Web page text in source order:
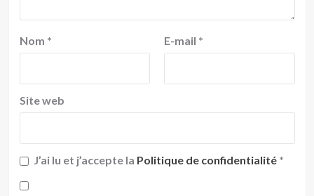
Nom * E-mail *
Site web
J’ai lu et j’accepte la Politique de confidentialité *